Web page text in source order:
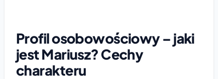
Profil osobowościowy – jaki
jest Mariusz? Cechy
charakteru